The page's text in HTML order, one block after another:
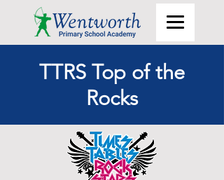
TTRS Top of the
Rocks